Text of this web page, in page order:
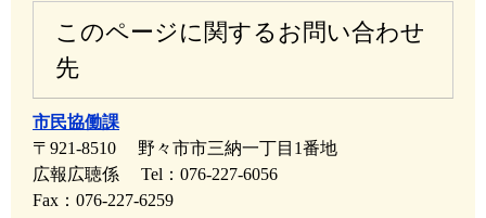
このページに関するお問い合わせ
先
市民協働課
〒921-8510
野々市市三納一丁目1番地
広報広聴係
Tel：076-227-6056
Fax：076-227-6259